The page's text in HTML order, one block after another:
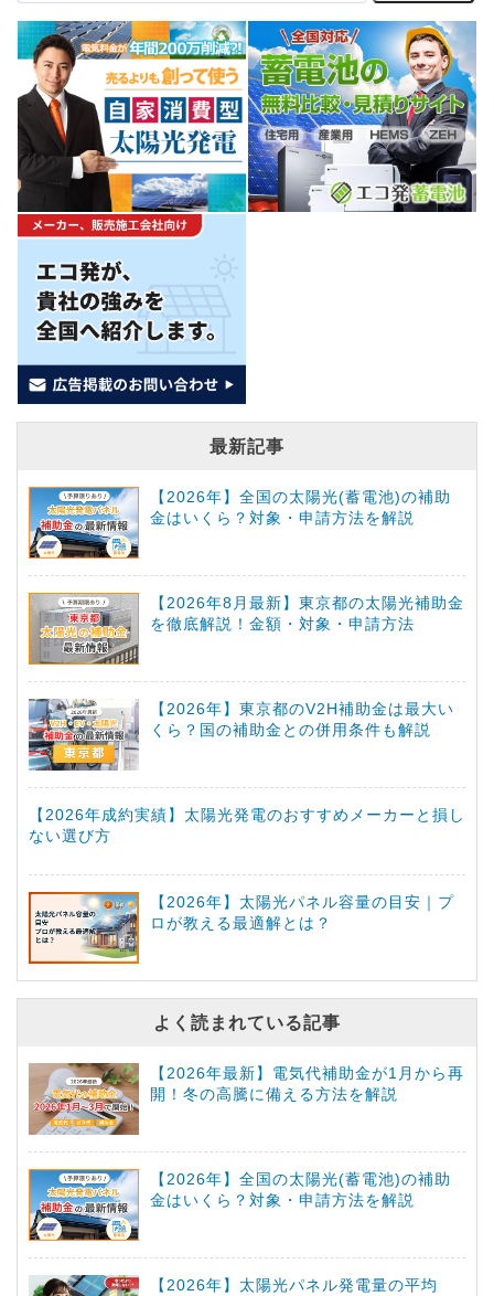
最新記事
【2026年】全国の太陽光(蓄電池)の補助
金はいくら？対象・申請方法を解説
【2026年8月最新】東京都の太陽光補助金
を徹底解説！金額・対象・申請方法
【2026年】東京都のV2H補助金は最大い
くら？国の補助金との併用条件も解説
【2026年成約実績】太陽光発電のおすすめメーカーと損し
ない選び方
【2026年】太陽光パネル容量の目安｜プ
ロが教える最適解とは？
よく読まれている記事
【2026年最新】電気代補助金が1月から再
開！冬の高騰に備える方法を解説
【2026年】全国の太陽光(蓄電池)の補助
金はいくら？対象・申請方法を解説
【2026年】太陽光パネル発電量の平均